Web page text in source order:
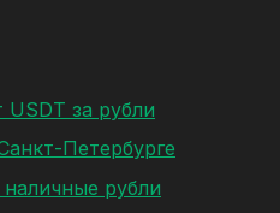
за рубли
Петербурге
рубли